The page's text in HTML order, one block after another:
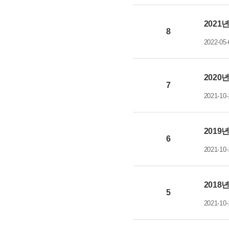
8
2021
2022-
7
2020
2021-
6
2019
2021-
5
2018
2021-